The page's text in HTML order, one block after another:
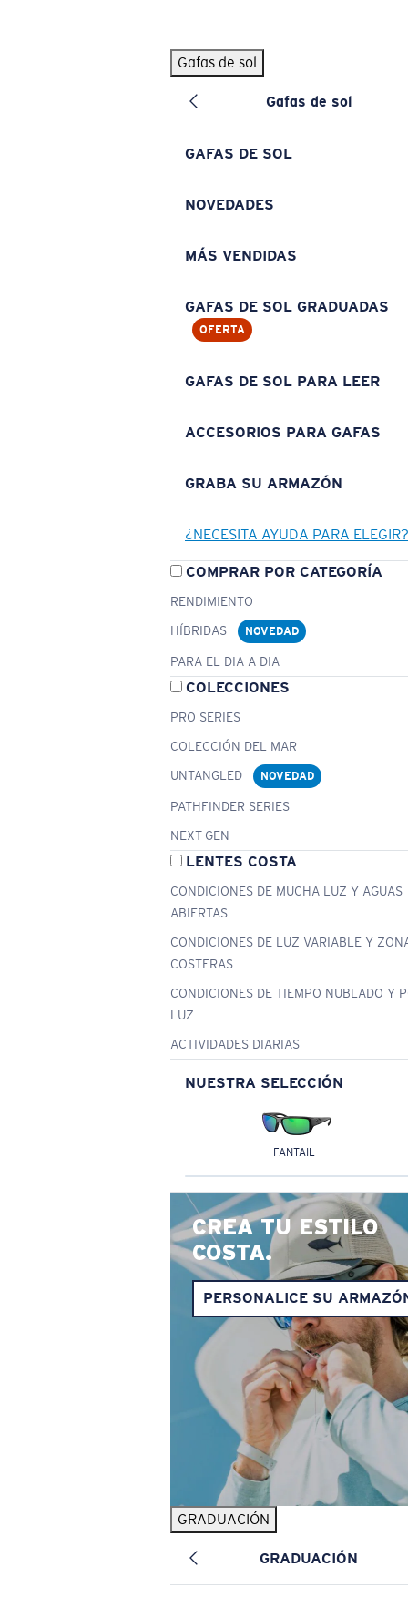
Gafas de sol
Gafas de sol
GAFAS DE SOL
NOVEDADES
MÁS VENDIDAS
GAFAS DE SOL GRADUADAS
OFERTA
GAFAS DE SOL PARA LEER
ACCESORIOS PARA GAFAS
GRABA SU ARMAZÓN
¿NECESITA AYUDA PARA ELEGIR?
COMPRAR POR CATEGORÍA
RENDIMIENTO
HÍBRIDAS
NOVEDAD
PARA EL DIA A DIA
COLECCIONES
PRO SERIES
COLECCIÓN DEL MAR
UNTANGLED
NOVEDAD
PATHFINDER SERIES
NEXT-GEN
LENTES COSTA
CONDICIONES DE MUCHA LUZ Y AGUAS
ABIERTAS
CONDICIONES DE LUZ VARIABLE Y
COSTERAS
CONDICIONES DE TIEMPO NUBLADO Y
LUZ
ACTIVIDADES DIARIAS
NUESTRA SELECCIÓN
FANTAIL
CREA TU ESTILO
COSTA.
PERSONALICE SU
GRADUACIÓN
GRADUACIÓN
BÚSQUEDAS POPULARES
Pilothouse PRO Limited Edition Pack Exclusivo
Gafas de sol personalizadas
Los más vendidos de gafas de sol